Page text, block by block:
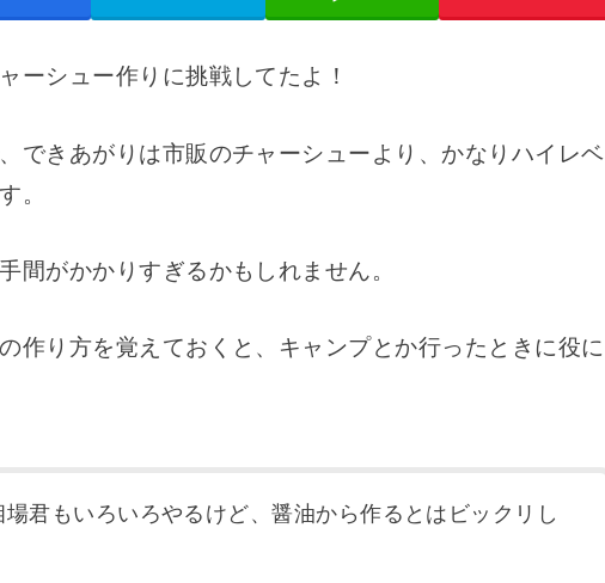
ーシュー作りに挑戦してたよ！
できあがりは市販のチャーシューより、かなりハイレベ
。
間がかかりすぎるかもしれません。
作り方を覚えておくと、キャンプとか行ったときに役に
場君もいろいろやるけど、醤油から作るとはビックリし